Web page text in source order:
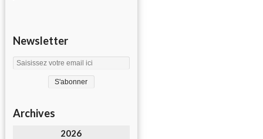
Newsletter
Archives
2026